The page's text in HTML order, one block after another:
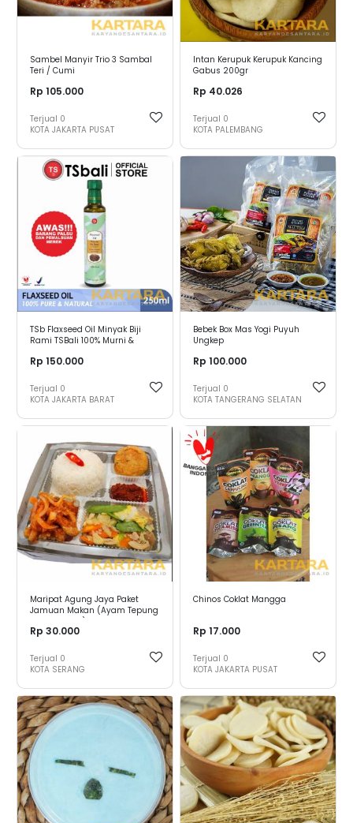
Sambel Manyir Trio 3 Sambal
Teri / Cumi
Rp 105.000
Terjual 0
KOTA JAKARTA PUSAT
Intan Kerupuk Kerupuk Kancing
Gabus 200gr
Rp 40.026
Terjual 0
KOTA PALEMBANG
TSb Flaxseed Oil Minyak Biji
Rami TSBali 100% Murni &
Rp 150.000
Terjual 0
KOTA JAKARTA BARAT
Bebek Box Mas Yogi Puyuh
Ungkep
Rp 100.000
Terjual 0
KOTA TANGERANG SELATAN
Maripat Agung Jaya Paket
Jamuan Makan (Ayam Tepung
Asam Manis)
Rp 30.000
Terjual 0
KOTA SERANG
Chinos Coklat Mangga
Rp 17.000
Terjual 0
KOTA JAKARTA PUSAT